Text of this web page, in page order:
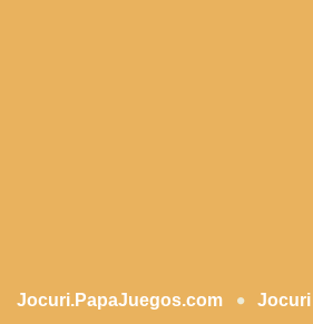
Jocuri.PapaJuegos.com Jocuri